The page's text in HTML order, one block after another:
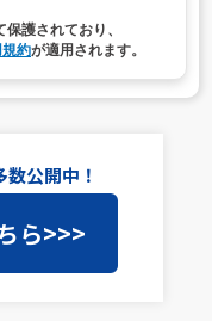
を含む）のため
囲に限って個人情報
の場合、個人情報保
報の適正管理・機密
管理を実施させま
護されており、
約が適用されます。
公開中！
ら>>>